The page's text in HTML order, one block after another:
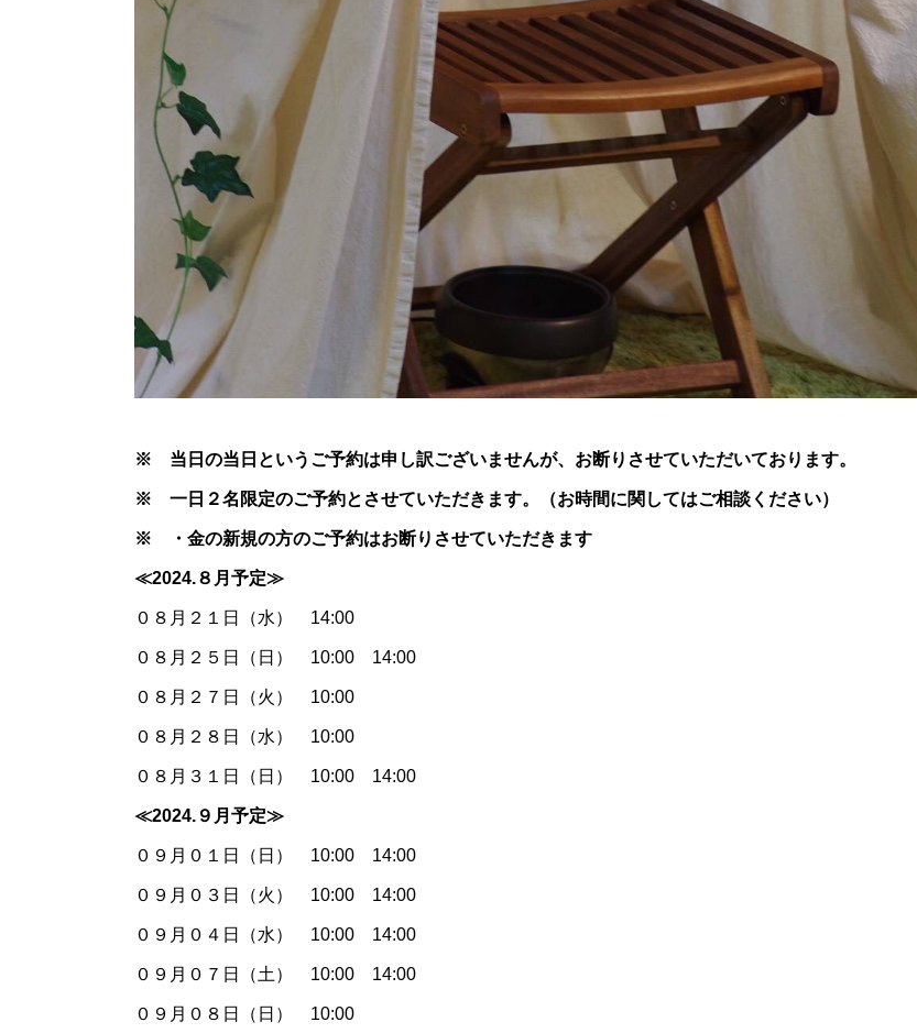
※ 当日の当日というご予約は申し訳ございませんが、お断りさせていただいております。
※ 一日２名限定のご予約とさせていただきます。（お時間に関してはご相談ください）
※ ・金の新規の方のご予約はお断りさせていただきます
≪2024.８月予定≫
０８月２１日（水） 14:00
０８月２５日（日） 10:00 14:00
０８月２７日（火） 10:00
０８月２８日（水） 10:00
０８月３１日（日） 10:00 14:00
≪2024.９月予定≫
０９月０１日（日） 10:00 14:00
０９月０３日（火） 10:00 14:00
０９月０４日（水） 10:00 14:00
０９月０７日（土） 10:00 14:00
０９月０８日（日） 10:00